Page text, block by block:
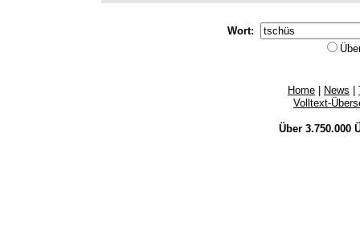
Wort:
Home News
Volltext-
Über 3.750.000